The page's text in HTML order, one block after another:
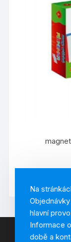
Na
hlavní
Informace
době a